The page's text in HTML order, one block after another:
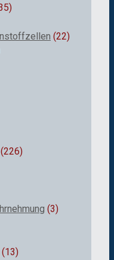
(22)
(226)
(3)
(13)